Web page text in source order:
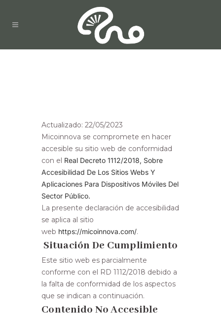
Actualizado: 22/05/2023
Micoinnova se compromete en hacer
accesible su sitio web de conformidad
con el Real Decreto 1112/2018, Sobre
Accesibilidad De Los Sitios Webs Y
Aplicaciones Para Dispositivos Móviles Del
Sector Público.
La presente declaración de accesibilidad
se aplica al sitio
web https://micoinnova.com/.
Situación De Cumplimiento
Este sitio web es parcialmente
conforme con el RD 1112/2018 debido a
la falta de conformidad de los aspectos
que se indican a continuación.
Contenido No Accesible